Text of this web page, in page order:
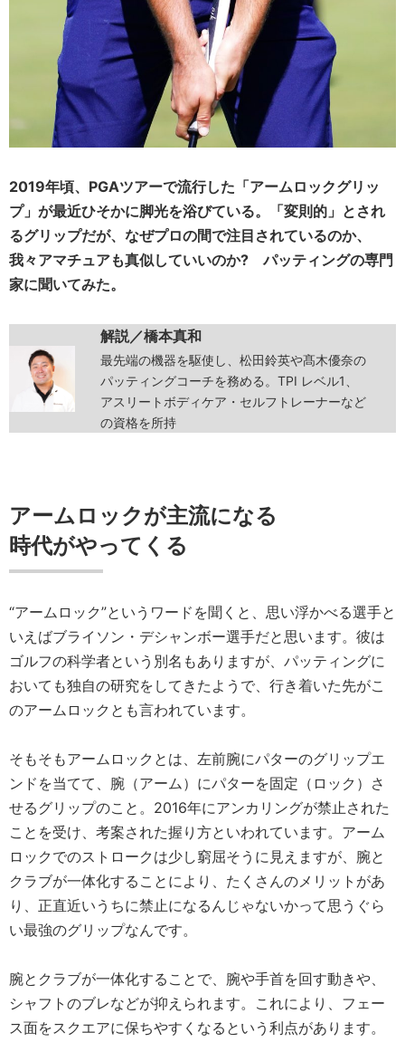
2019年頃、PGAツアーで流行した「アームロックグリッ
プ」が最近ひそかに脚光を浴びている。「変則的」とされ
るグリップだが、なぜプロの間で注目されているのか、
我々アマチュアも真似していいのか? パッティングの専門
家に聞いてみた。
解説／橋本真和
最先端の機器を駆使し、松田鈴英や髙木優奈の
パッティングコーチを務める。TPI レベル1、
アスリートボディケア・セルフトレーナーなど
の資格を所持
アームロックが主流になる
時代がやってくる
“アームロック”というワードを聞くと、思い浮かべる選手と
いえばブライソン・デシャンボー選手だと思います。彼は
ゴルフの科学者という別名もありますが、パッティングに
おいても独自の研究をしてきたようで、行き着いた先がこ
のアームロックとも言われています。
そもそもアームロックとは、左前腕にパターのグリップエ
ンドを当てて、腕（アーム）にパターを固定（ロック）さ
せるグリップのこと。2016年にアンカリングが禁止された
ことを受け、考案された握り方といわれています。アーム
ロックでのストロークは少し窮屈そうに見えますが、腕と
クラブが一体化することにより、たくさんのメリットがあ
り、正直近いうちに禁止になるんじゃないかって思うぐら
い最強のグリップなんです。
腕とクラブが一体化することで、腕や手首を回す動きや、
シャフトのブレなどが抑えられます。これにより、フェー
ス面をスクエアに保ちやすくなるという利点があります。